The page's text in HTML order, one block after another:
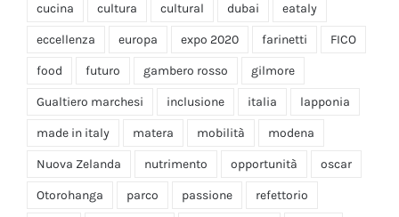
cucina cultura cultural dubai eataly
eccellenza europa expo 2020 farinetti FICO
food futuro gambero rosso gilmore
Gualtiero marchesi inclusione italia lapponia
made in italy matera mobilità modena
Nuova Zelanda nutrimento opportunità oscar
Otorohanga parco passione refettorio